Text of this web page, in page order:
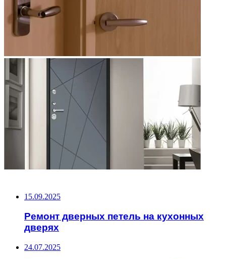
15.09.2025
Ремонт дверных петель на кухонных
дверях
24.07.2025